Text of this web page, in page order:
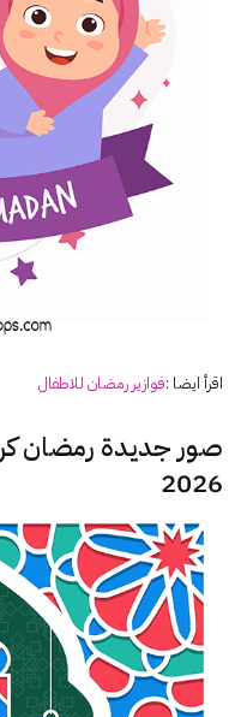
اقرأ ايضا :فوازير رمضان للاطفال
صور جديدة رمضان
2026